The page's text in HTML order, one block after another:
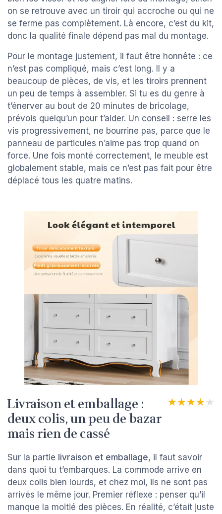
on se retrouve avec un tiroir qui accroche ou qui ne
se ferme pas complètement. Là encore, c’est du kit,
donc la qualité finale dépend pas mal du montage.
Pour le montage justement, il faut être honnête : ce
n’est pas compliqué, mais c’est long. Il y a
beaucoup de pièces, de vis, et les tiroirs prennent
un peu de temps à assembler. Si tu es du genre à
t’énerver au bout de 20 minutes de bricolage,
prévois quelqu’un pour t’aider. Un conseil : serre les
vis progressivement, ne bourrine pas, parce que le
panneau de particules n’aime pas trop quand on
force. Une fois monté correctement, le meuble est
globalement stable, mais ce n’est pas fait pour être
déplacé tous les quatre matins.
Livraison et emballage :
deux colis, un peu de bazar
mais rien de cassé
★★★★★
★★★★★
Sur la partie livraison et emballage, il faut savoir
dans quoi tu t’embarques. La commode arrive en
deux colis bien lourds, et chez moi, ils ne sont pas
arrivés le même jour. Premier réflexe : penser qu’il
manque la moitié des pièces. En réalité, c’était juste